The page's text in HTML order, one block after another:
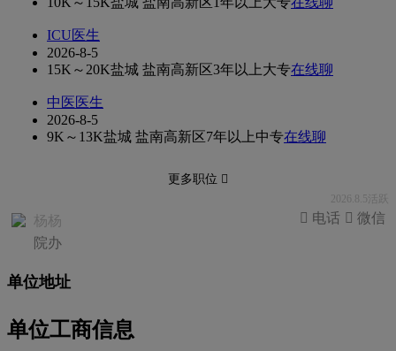
ICU医生
2026-8-5
15K～20K盐城 盐南高新区3年以上大专在线聊
中医医生
2026-8-5
9K～13K盐城 盐南高新区7年以上中专在线聊
更多职位 
2026.8.5活跃
杨杨
院办
 微信
 电话
单位地址
单位工商信息